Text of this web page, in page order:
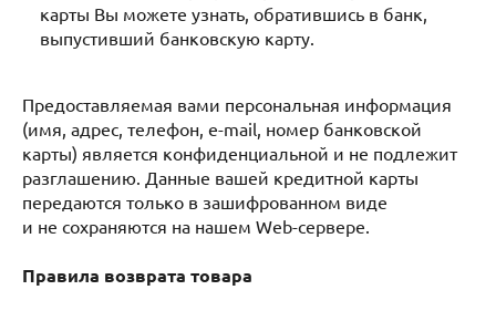
карты Вы можете узнать, обратившись в банк,
выпустивший банковскую карту.
Предоставляемая вами персональная информация
(имя, адрес, телефон, e-mail, номер банковской
карты) является конфиденциальной и не подлежит
разглашению. Данные вашей кредитной карты
передаются только в зашифрованном виде
и не сохраняются на нашем Web-сервере.
Правила возврата товара